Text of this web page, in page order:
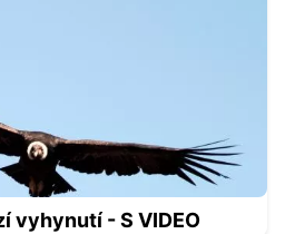
vyhynutí - S VIDEO